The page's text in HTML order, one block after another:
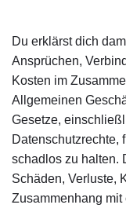
Du erklärst dich
Ansprüchen,
Kosten im
Allgemeinen
Gesetze,
Datenschutzrechte,
schadlos zu halten.
Schäden, Verluste,
Zusammenhang